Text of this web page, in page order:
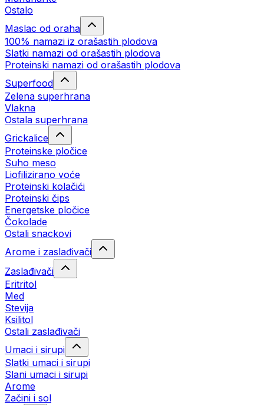
Ostalo
Maslac od oraha
100% namazi iz orašastih plodova
Slatki namazi od orašastih plodova
Proteinski namazi od orašastih plodova
Superfood
Zelena superhrana
Vlakna
Ostala superhrana
Grickalice
Proteinske pločice
Suho meso
Liofilizirano voće
Proteinski kolačići
Proteinski čips
Energetske pločice
Čokolade
Ostali snackovi
Arome i zaslađivači
Zaslađivači
Eritritol
Med
Stevija
Ksilitol
Ostali zaslađivači
Umaci i sirupi
Slatki umaci i sirupi
Slani umaci i sirupi
Arome
Začini i sol